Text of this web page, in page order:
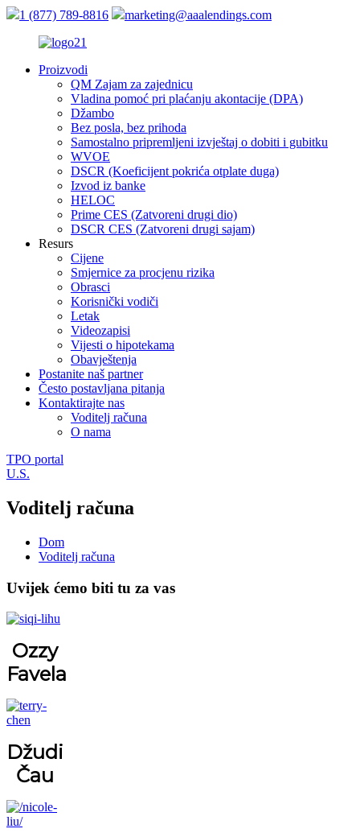
1 (877) 789-8816 marketing@aaalendings.com
Proizvodi
QM Zajam za zajednicu
Vladina pomoć pri plaćanju akontacije (DPA)
Džambo
Bez posla, bez prihoda
Samostalno pripremljeni izvještaj o dobiti i gubitku
WVOE
DSCR (Koeficijent pokrića otplate duga)
Izvod iz banke
HELOC
Prime CES (Zatvoreni drugi dio)
DSCR CES (Zatvoreni drugi sajam)
Resurs
Cijene
Smjernice za procjenu rizika
Obrasci
Korisnički vodiči
Letak
Videozapisi
Vijesti o hipotekama
Obavještenja
Postanite naš partner
Često postavljana pitanja
Kontaktirajte nas
Voditelj računa
O nama
TPO portal
U.S.
Voditelj računa
Dom
Voditelj računa
Uvijek ćemo biti tu za vas
Ozzy
Favela
Džudi
Čau